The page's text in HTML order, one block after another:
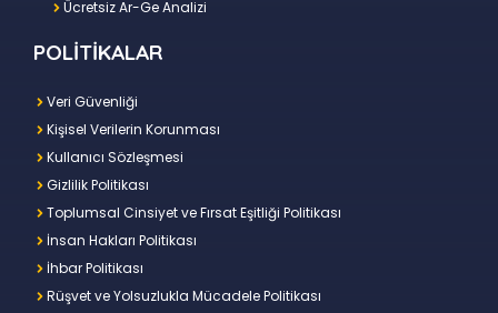
Ücretsiz Ar-Ge Analizi
POLİTİKALAR
Veri Güvenliği
Kişisel Verilerin Korunması
Kullanıcı Sözleşmesi
Gizlilik Politikası
Toplumsal Cinsiyet ve Fırsat Eşitliği Politikası
İnsan Hakları Politikası
İhbar Politikası
Rüşvet ve Yolsuzlukla Mücadele Politikası